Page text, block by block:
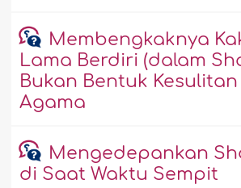
Membengkaknya
Lama Berdiri (dalam
Bukan Bentuk
Agama
Mengedepankan
di Saat Waktu Sempit